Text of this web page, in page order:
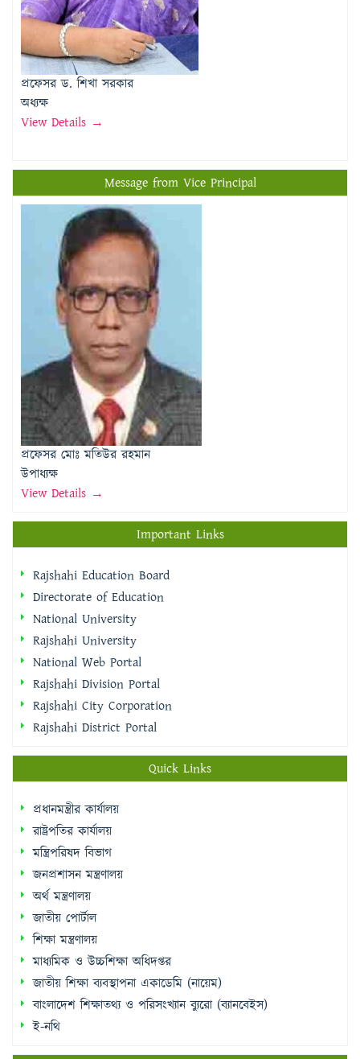
প্রফেসর ড. শিখা সরকার
অধ্যক্ষ
View Details →
প্রফেসর মোঃ মতিউর রহমান
উপাধ্যক্ষ
View Details →
Rajshahi Education Board
Directorate of Education
Rajshahi University
National Web Portal
Rajshahi Division Portal
Rajshahi City Corporation
Rajshahi District Portal
Quick Links
প্রধানমন্ত্রীর কার্যালয়
জনপ্রশাসন মন্ত্রণালয়
অর্থ মন্ত্রণালয়
জাতীয় পোর্টাল
শিক্ষা মন্ত্রণালয়
মাধ্যমিক ও উচ্চশিক্ষা অধিদপ্তর
জাতীয় শিক্ষা ব্যবস্থাপনা একাডেমি (নায়েম)
বাংলাদেশ শিক্ষাতথ্য ও পরিসংখ্যান ব্যুরো (ব্যানবেইস)
ই-নথি
Sidebar Menu
Student Log in